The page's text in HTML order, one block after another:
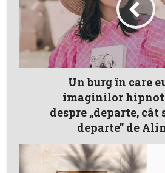
Un burg în care
imaginilor
despre „departe, cât
departe” de